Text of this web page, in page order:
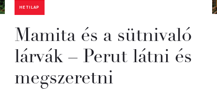
HETILAP
Mamita és a sütnivaló
lárvák – Perut látni és
megszeretni